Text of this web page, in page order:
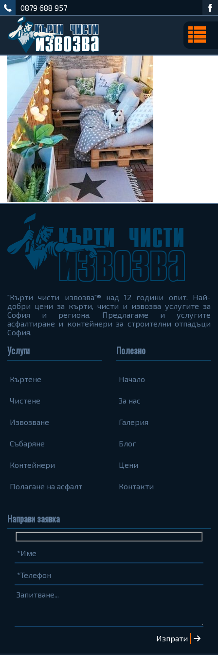
0879 688 957
"Кърти чисти извозва"® над 12 години опит. Най-
добри цени за кърти, чисти и извозва услугите за
София и региона. Предлагаме и услугите
асфалтиране и контейнери за строителни отпадъци
София.
Услуги
Къртене
Чистене
Извозване
Събаряне
Контейнери
Полагане на асфалт
Полезно
Начало
За нас
Галерия
Блог
Цени
Контакти
Направи заявка
Име
(задължително)
Телефон
(задължително)
Запитване...